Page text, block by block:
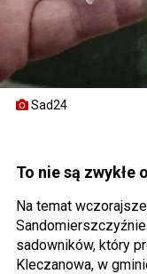
Sad24
To nie są zwykłe
Na temat
sadowników, który
Kleczanowa, w